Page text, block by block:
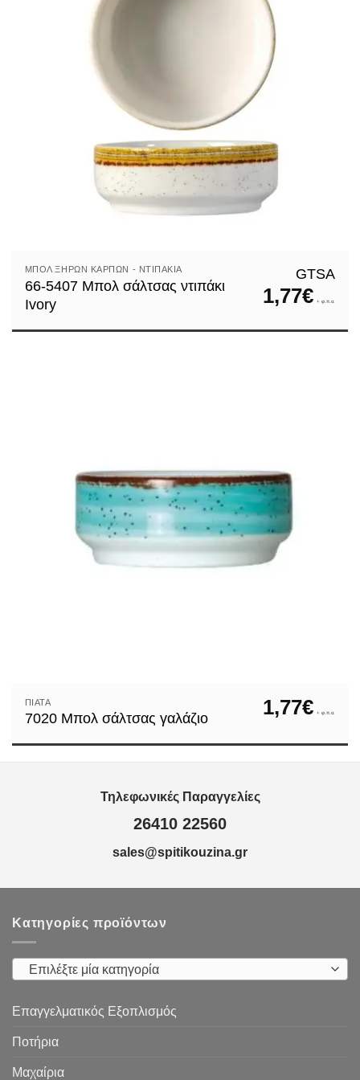
ΜΠΌΛ ΞΗΡΏΝ ΚΑΡΠΏΝ - ΝΤΙΠΆΚΙΑ
66-5407 Μπολ σάλτσας ντιπάκι
Ivory
GTSA
1,77€ + φ.π.α.
ΠΙΆΤΑ
7020 Μπολ σάλτσας γαλάζιο 1,77€ + φ.π.α.
Τηλεφωνικές Παραγγελίες
26410 22560
sales@spitikouzina.gr
Κατηγορίες προϊόντων
Επιλέξτε μία κατηγορία
Επαγγελματικός Εξοπλισμός
Ποτήρια
Μαχαίρια